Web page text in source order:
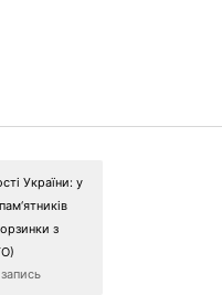
України: у
з